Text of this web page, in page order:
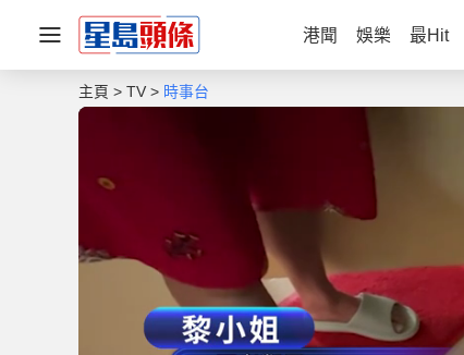
港聞 娛樂 最Hit
主頁 TV 時事台